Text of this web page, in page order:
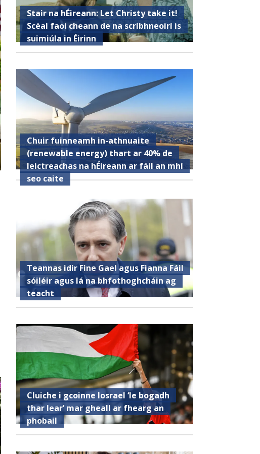
Stair na hÉireann: Let Christy take it!
Scéal faoi cheann de na scríbhneoirí is
suimiúla in Éirinn
Chuir fuinneamh in-athnuaite
(renewable energy) thart ar 40% de
leictreachas na hÉireann ar fáil an mhí
seo caite
Teannas idir Fine Gael agus Fianna Fáil
sóiléir agus lá na bhfothoghcháin ag
teacht
Cluiche i gcoinne Iosrael ‘le bogadh
thar lear’ mar gheall ar fhearg an
phobail